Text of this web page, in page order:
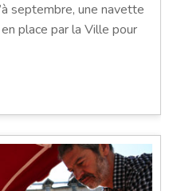
septembre, une navette
place par la Ville pour